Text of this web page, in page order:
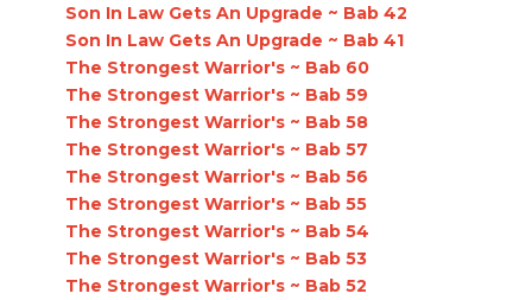
Son In Law Gets An Upgrade ~ Bab 42
Son In Law Gets An Upgrade ~ Bab 41
The Strongest Warrior's ~ Bab 60
The Strongest Warrior's ~ Bab 59
The Strongest Warrior's ~ Bab 58
The Strongest Warrior's ~ Bab 57
The Strongest Warrior's ~ Bab 56
The Strongest Warrior's ~ Bab 55
The Strongest Warrior's ~ Bab 54
The Strongest Warrior's ~ Bab 53
The Strongest Warrior's ~ Bab 52